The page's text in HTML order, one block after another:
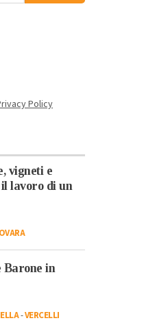
Policy
vigneti e
lavoro di un
in
-VERCELLI